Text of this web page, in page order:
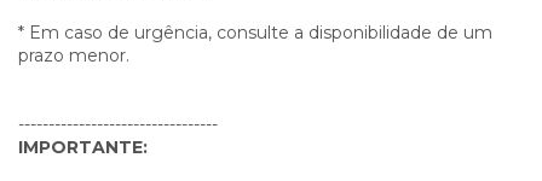
* Em caso de urgência, consulte a disponibilidade de um
prazo menor.
---------------------------------
IMPORTANTE: